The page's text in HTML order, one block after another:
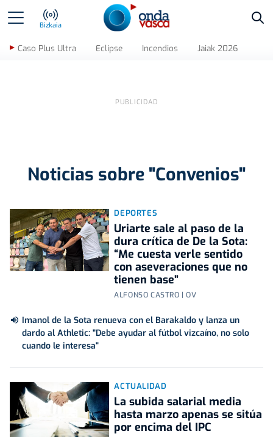
Bizkaia
Caso Plus Ultra Eclipse Incendios Jaiak 2026
Noticias sobre "Convenios"
DEPORTES
Uriarte sale al paso de la
dura crítica de De la Sota:
“Me cuesta verle sentido
con aseveraciones que no
tienen base”
ALFONSO CASTRO | OV
Imanol de la Sota renueva con el Barakaldo y lanza un
dardo al Athletic: "Debe ayudar al fútbol vizcaíno, no solo
cuando le interesa"
ACTUALIDAD
La subida salarial media
hasta marzo apenas se sitúa
por encima del IPC